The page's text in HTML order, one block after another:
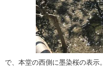
で、本堂の西側に墨染桜の表示。